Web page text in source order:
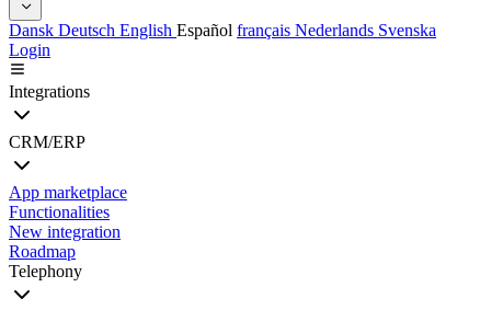
Dansk Deutsch English Español français Nederlands Svenska
Login
Integrations
CRM/ERP
App marketplace
Functionalities
New integration
Roadmap
Telephony